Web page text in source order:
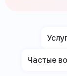
Частые